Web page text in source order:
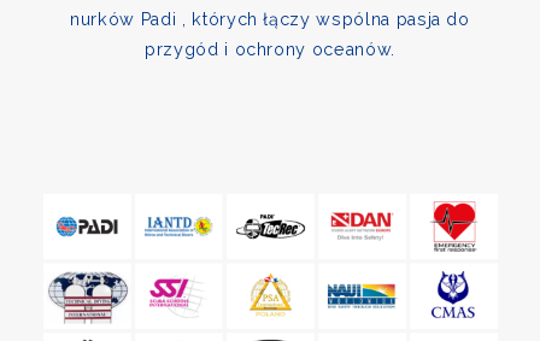
nurków Padi , których łączy wspólna pasja do
przygód i ochrony oceanów.